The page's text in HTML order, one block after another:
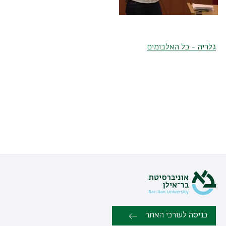
גלריה - כל האלבומים
כניסה לעורכי האתר